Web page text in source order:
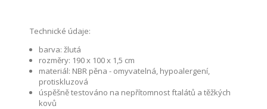
Technické údaje:
barva: žlutá
rozměry: 190 x 100 x 1,5 cm
materiál: NBR pěna - omyvatelná, hypoalergení,
protiskluzová
úspěšně testováno na nepřítomnost ftalátů a těžkých
kovů